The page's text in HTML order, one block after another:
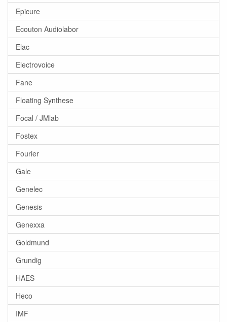
Epicure
Ecouton Audiolabor
Elac
Electrovoice
Fane
Floating Synthese
Focal / JMlab
Fostex
Fourier
Gale
Genelec
Genesis
Genexxa
Goldmund
Grundig
HAES
Heco
IMF